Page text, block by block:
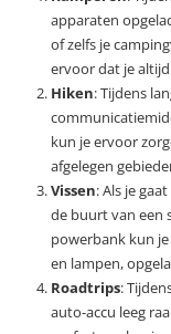
apparaten
of zelfs je
ervoor dat je
Hiken: Tijdens
kun je ervoor
afgelegen
Vissen: Als je
de buurt van een
powerbank kun
en lampen,
Roadtrips:
auto-accu leeg